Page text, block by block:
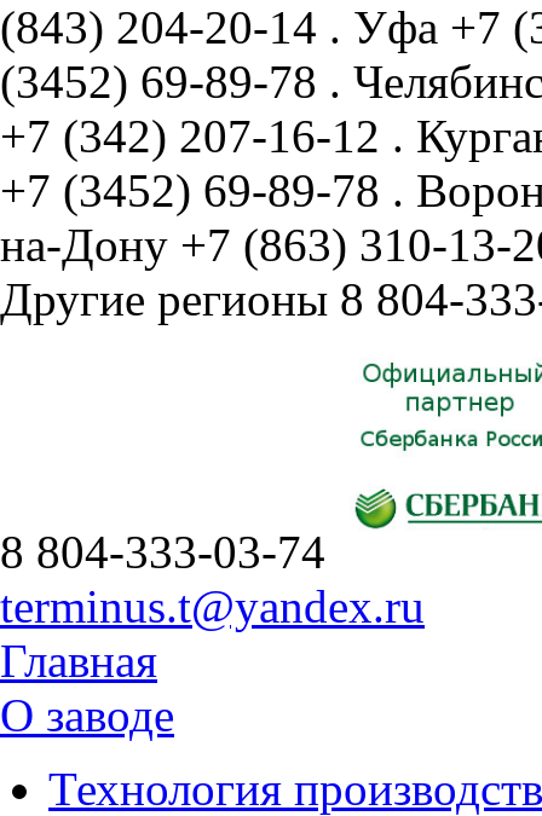
(843) 204-20-14 . Уфа +7
(3452) 69-89-78 .
+7 (342) 207-16-12 .
+7 (3452) 69-89-78 .
на-Дону +7 (863) 310-13-
Другие регионы 8 804-
8 804-333-03-74
terminus.t@yandex.ru
Главная
О заводе
Технология